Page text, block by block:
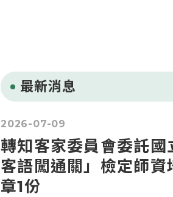
最新消息
2026-07-09
轉知客家委員會委託國
客語闖通關」檢定師
章1份